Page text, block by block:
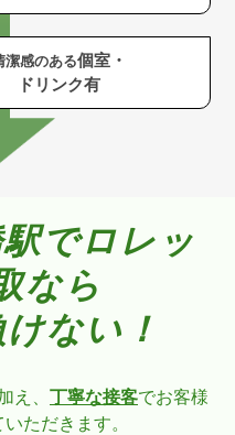
潔感のある個室・
ドリンク有
でロレッ
なら
ない！
え、 丁寧な接客でお客様
ただきます。